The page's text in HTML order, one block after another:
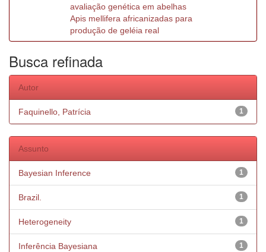
avaliação genética em abelhas
Apis mellifera africanizadas para
produção de geléia real
Busca refinada
Autor
1
Faquinello, Patrícia
Assunto
1
Bayesian Inference
1
Brazil.
1
Heterogeneity
1
Inferência Bayesiana